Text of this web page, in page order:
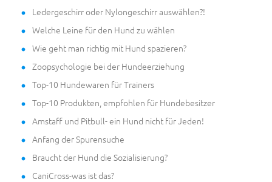
Ledergeschirr oder Nylongeschirr auswählen?!
Welche Leine für den Hund zu wählen
Wie geht man richtig mit Hund spazieren?
Zoopsychologie bei der Hundeerziehung
Top-10 Hundewaren für Trainers
Top-10 Produkten, empfohlen für Hundebesitzer
Amstaff und Pitbull- ein Hund nicht für Jeden!
Anfang der Spurensuche
Braucht der Hund die Sozialisierung?
CaniCross-was ist das?